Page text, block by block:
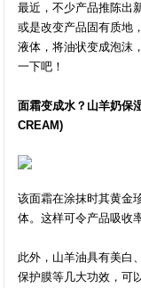
最近，不少产品推陈出
或是改变产品固有质地
液体，将油状变成泡沫
一下吧！
面霜变成水？山羊奶保
CREAM)
该面霜在涂抹时其黄金
体。这样可令产品吸收
此外，山羊油具有美白
保护膜等几大功效，可